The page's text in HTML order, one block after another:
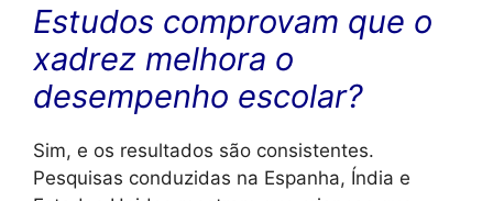
Estudos comprovam que o
xadrez melhora o
desempenho escolar?
Sim, e os resultados são consistentes.
Pesquisas conduzidas na Espanha, Índia e